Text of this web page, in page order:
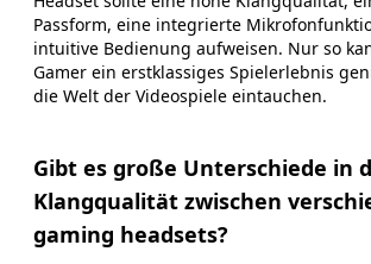
Passform, eine integrierte
intuitive Bedienung aufweisen. Nur so
Gamer ein erstklassiges Spielerlebnis
die Welt der Videospiele eintauchen.
Gibt es große Unterschiede in
Klangqualität zwischen
gaming headsets?